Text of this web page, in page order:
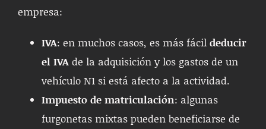
empresa:
IVA: en muchos casos, es más fácil deducir
el IVA de la adquisición y los gastos de un
vehículo N1 si está afecto a la actividad.
Impuesto de matriculación: algunas
furgonetas mixtas pueden beneficiarse de